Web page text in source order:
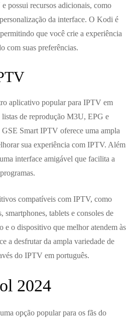
possui recursos adicionais, como
da interface. O Kodi é
que você crie a experiência
com suas preferências.
aplicativo popular para IPTV em
de reprodução M3U, EPG e
GSE Smart IPTV oferece uma ampla
sua experiência com IPTV. Além
interface amigável que facilita a
compatíveis com IPTV, como
smartphones, tablets e consoles de
e o dispositivo que melhor atendem às
a desfrutar da ampla variedade de
do IPTV em português.
2024
opção popular para os fãs do